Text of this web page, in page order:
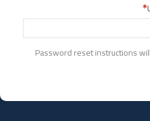
Password reset instructions